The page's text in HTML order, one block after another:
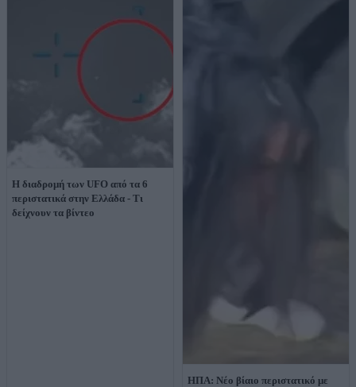
Η διαδρομή των UFO από τα 6
περιστατικά στην Ελλάδα - Τι
δείχνουν τα βίντεο
ΗΠΑ: Νέο βίαιο περιστατικό με